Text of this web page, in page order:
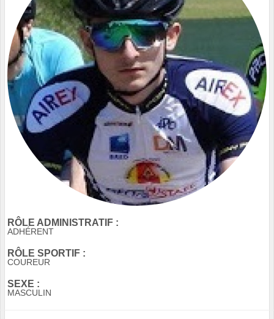
RÔLE ADMINISTRATIF :
ADHÉRENT
RÔLE SPORTIF :
COUREUR
SEXE :
MASCULIN